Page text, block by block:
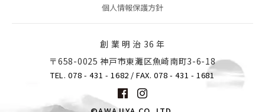
個人情報保護方針
創 業 明 治 36 年
〒658-0025 神戸市東灘区魚崎南町3-6-18
TEL. 078 - 431 - 1682 / FAX. 078 - 431 - 1681